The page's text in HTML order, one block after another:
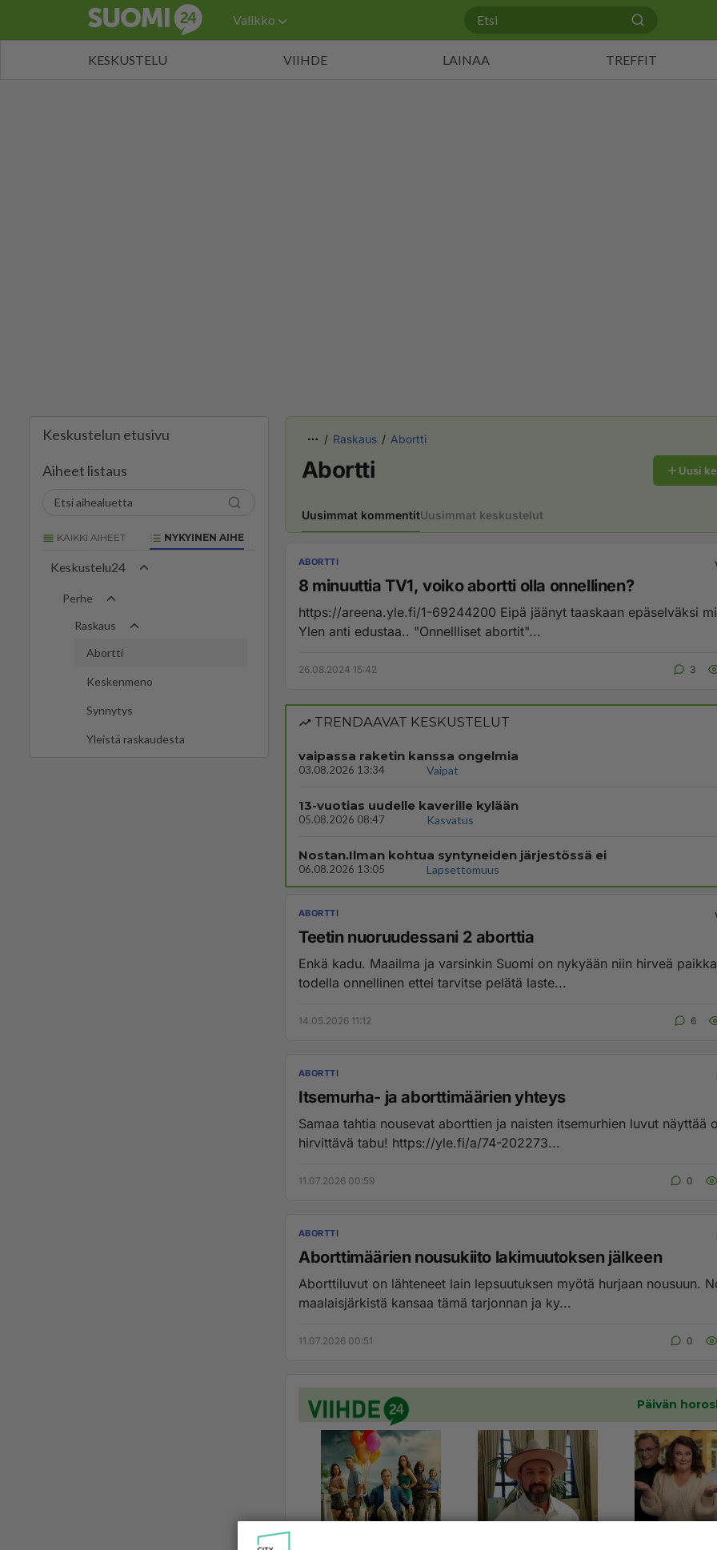
Valikko
KESKUSTELU VIIHDE LAINAA TREFFIT
Keskustelun etusivu
Aiheet listaus
KAIKKI AIHEET NYKYINEN AIHE
Keskustelu24
Perhe
Raskaus
Abortti
Keskenmeno
Synnytys
Yleistä raskaudesta
Raskaus Abortti
Abortti Uusi
Uusimmat kommentitUusimmat keskustelut
ABORTTI
8 minuuttia TV1, voiko abortti olla onnellinen?
https://areena.yle.fi/1-69244200 Eipä jäänyt taaskaan epäselväksi mitä kantaa
Ylen anti edustaa.. "Onnellliset abortit"...
26.08.2024 15:42 3
TRENDAAVAT KESKUSTELUT
vaipassa raketin kanssa ongelmia
03.08.2026 13:34 Vaipat
13-vuotias uudelle kaverille kylään
05.08.2026 08:47 Kasvatus
Nostan.Ilman kohtua syntyneiden järjestössä ei
06.08.2026 13:05 Lapsettomuus
ABORTTI
Teetin nuoruudessani 2 aborttia
Enkä kadu. Maailma ja varsinkin Suomi on nykyään niin hirveä
todella onnellinen ettei tarvitse pelätä laste...
14.05.2026 11:12 6
ABORTTI
Itsemurha- ja aborttimäärien yhteys
Samaa tahtia nousevat aborttien ja naisten itsemurhien luvut näyttää
hirvittävä tabu! https://yle.fi/a/74-202273...
11.07.2026 00:59 0
ABORTTI
Aborttimäärien nousukiito lakimuutoksen jälkeen
Aborttiluvut on lähteneet lain lepsuutuksen myötä hurjaan nousuun.
maalaisjärkistä kansaa tämä tarjonnan ja ky...
11.07.2026 00:51 0